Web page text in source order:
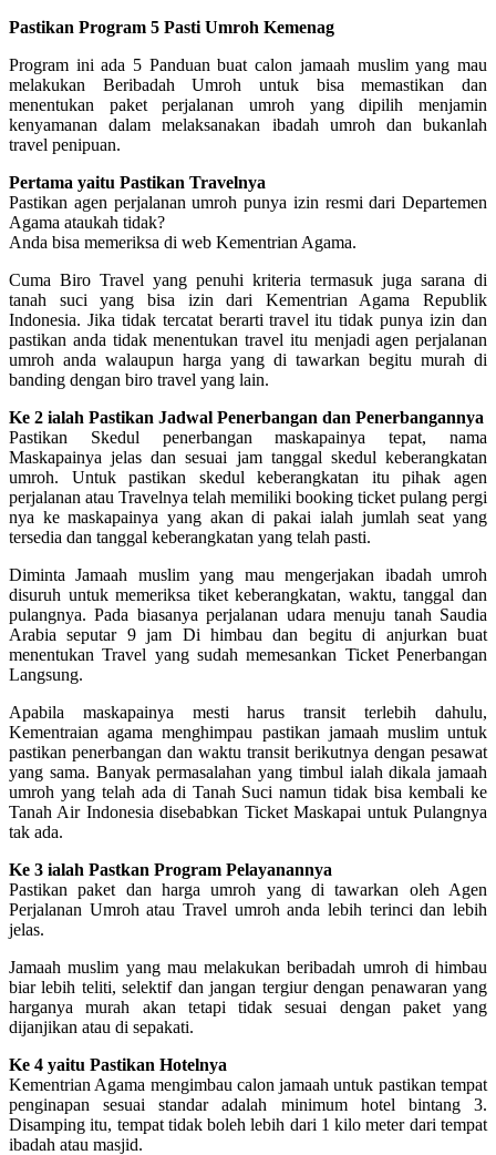
Pastikan Program 5 Pasti Umroh Kemenag
Program ini ada 5 Panduan buat calon jamaah muslim yang mau
melakukan Beribadah Umroh untuk bisa memastikan dan
menentukan paket perjalanan umroh yang dipilih menjamin
kenyamanan dalam melaksanakan ibadah umroh dan bukanlah
travel penipuan.
Pertama yaitu Pastikan Travelnya
Pastikan agen perjalanan umroh punya izin resmi dari Departemen
Agama ataukah tidak?
Anda bisa memeriksa di web Kementrian Agama.
Cuma Biro Travel yang penuhi kriteria termasuk juga sarana di
tanah suci yang bisa izin dari Kementrian Agama Republik
Indonesia. Jika tidak tercatat berarti travel itu tidak punya izin dan
pastikan anda tidak menentukan travel itu menjadi agen perjalanan
umroh anda walaupun harga yang di tawarkan begitu murah di
banding dengan biro travel yang lain.
Ke 2 ialah Pastikan Jadwal Penerbangan dan Penerbangannya
Pastikan Skedul penerbangan maskapainya tepat, nama
Maskapainya jelas dan sesuai jam tanggal skedul keberangkatan
umroh. Untuk pastikan skedul keberangkatan itu pihak agen
perjalanan atau Travelnya telah memiliki booking ticket pulang pergi
nya ke maskapainya yang akan di pakai ialah jumlah seat yang
tersedia dan tanggal keberangkatan yang telah pasti.
Diminta Jamaah muslim yang mau mengerjakan ibadah umroh
disuruh untuk memeriksa tiket keberangkatan, waktu, tanggal dan
pulangnya. Pada biasanya perjalanan udara menuju tanah Saudia
Arabia seputar 9 jam Di himbau dan begitu di anjurkan buat
menentukan Travel yang sudah memesankan Ticket Penerbangan
Langsung.
Apabila maskapainya mesti harus transit terlebih dahulu,
Kementraian agama menghimpau pastikan jamaah muslim untuk
pastikan penerbangan dan waktu transit berikutnya dengan pesawat
yang sama. Banyak permasalahan yang timbul ialah dikala jamaah
umroh yang telah ada di Tanah Suci namun tidak bisa kembali ke
Tanah Air Indonesia disebabkan Ticket Maskapai untuk Pulangnya
tak ada.
Ke 3 ialah Pastkan Program Pelayanannya
Pastikan paket dan harga umroh yang di tawarkan oleh Agen
Perjalanan Umroh atau Travel umroh anda lebih terinci dan lebih
jelas.
Jamaah muslim yang mau melakukan beribadah umroh di himbau
biar lebih teliti, selektif dan jangan tergiur dengan penawaran yang
harganya murah akan tetapi tidak sesuai dengan paket yang
dijanjikan atau di sepakati.
Ke 4 yaitu Pastikan Hotelnya
Kementrian Agama mengimbau calon jamaah untuk pastikan tempat
penginapan sesuai standar adalah minimum hotel bintang 3.
Disamping itu, tempat tidak boleh lebih dari 1 kilo meter dari tempat
ibadah atau masjid.